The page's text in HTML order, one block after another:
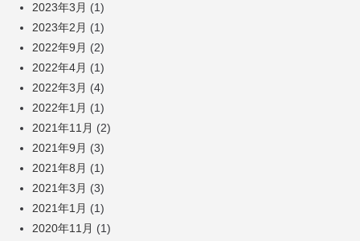
2023年3月 (1)
2023年2月 (1)
2022年9月 (2)
2022年4月 (1)
2022年3月 (4)
2022年1月 (1)
2021年11月 (2)
2021年9月 (3)
2021年8月 (1)
2021年3月 (3)
2021年1月 (1)
2020年11月 (1)